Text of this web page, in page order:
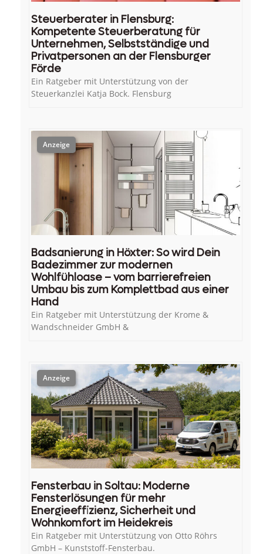
Steuerberater in Flensburg:
Kompetente Steuerberatung für
Unternehmen, Selbstständige und
Privatpersonen an der Flensburger
Förde
Ein Ratgeber mit Unterstützung von der
Steuerkanzlei Katja Bock. Flensburg
Badsanierung in Höxter: So wird Dein
Badezimmer zur modernen
Wohlfühloase – vom barrierefreien
Umbau bis zum Komplettbad aus einer
Hand
Ein Ratgeber mit Unterstützung der Krome &
Wandschneider GmbH &
Fensterbau in Soltau: Moderne
Fensterlösungen für mehr
Energieeffizienz, Sicherheit und
Wohnkomfort im Heidekreis
Ein Ratgeber mit Unterstützung von Otto Röhrs
GmbH – Kunststoff-Fensterbau.